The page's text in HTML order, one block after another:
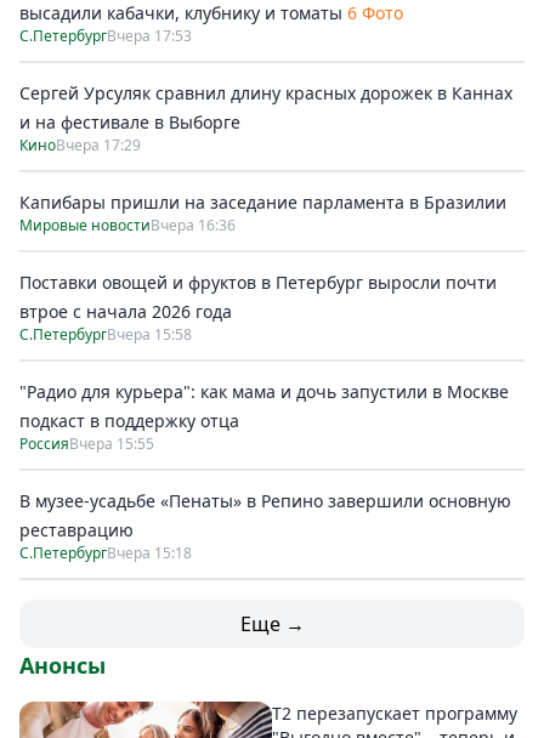
высадили кабачки, клубнику и томаты 6 Фото
С.ПетербургВчера 17:53
Сергей Урсуляк сравнил длину красных дорожек в Каннах
и на фестивале в Выборге
КиноВчера 17:29
Капибары пришли на заседание парламента в Бразилии
Мировые новостиВчера 16:36
Поставки овощей и фруктов в Петербург выросли почти
втрое с начала 2026 года
С.ПетербургВчера 15:58
"Радио для курьера": как мама и дочь запустили в Москве
подкаст в поддержку отца
РоссияВчера 15:55
В музее-усадьбе «Пенаты» в Репино завершили основную
реставрацию
С.ПетербургВчера 15:18
Еще →
Анонсы
Т2 перезапускает программу